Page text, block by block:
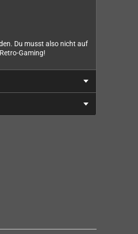
Du musst also nicht auf
Gaming!